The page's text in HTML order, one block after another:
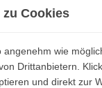
Cookies
wie
Drittanbietern.
und direkt zur